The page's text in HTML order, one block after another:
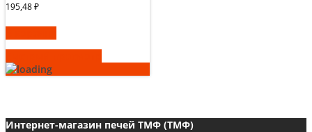
195,48₽
Интернет-магазин печей ТМФ (ТМФ)